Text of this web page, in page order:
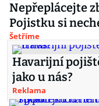
Nepřeplácejte
Pojistku si
Šetříme
Havarijní
jako u nás?
Reklama